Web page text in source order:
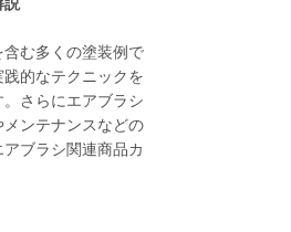
む多くの塗装例で
的なテクニックを
さらにエアブラシ
ンテナンスなどの
ブラシ関連商品カ